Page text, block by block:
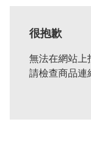
很抱歉
無法在網站上
請檢查商品連